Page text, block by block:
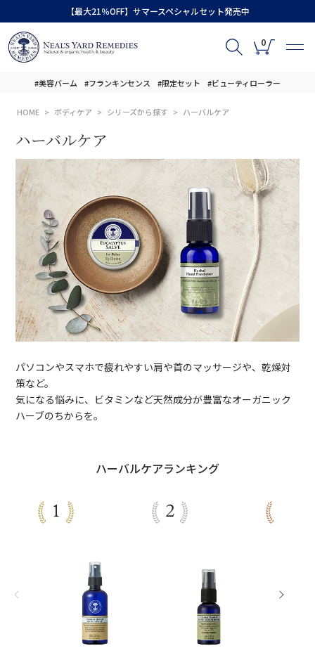
【最大21％OFF】サマースペシャルセット発売中
0
#美容バーム #フランキンセンス #限定セット #ビューティローラー
HOME ボディケア シリーズから探す ハーバルケア
ハーバルケア
パソコンやスマホで疲れやすい肩や首のマッサージや、乾燥対
策など。
気になる悩みに、ビタミンなど天然成分が豊富なオーガニック
ハーブのちからを。
ハーバルケアランキング